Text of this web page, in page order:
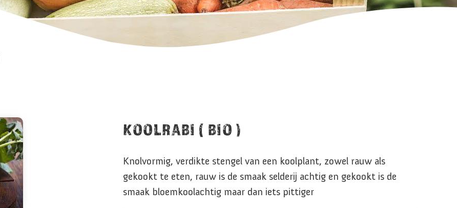
KOOLRABI ( BIO )
Knolvormig, verdikte stengel van een koolplant, zowel rauw als
gekookt te eten, rauw is de smaak selderij achtig en gekookt is de
smaak bloemkoolachtig maar dan iets pittiger